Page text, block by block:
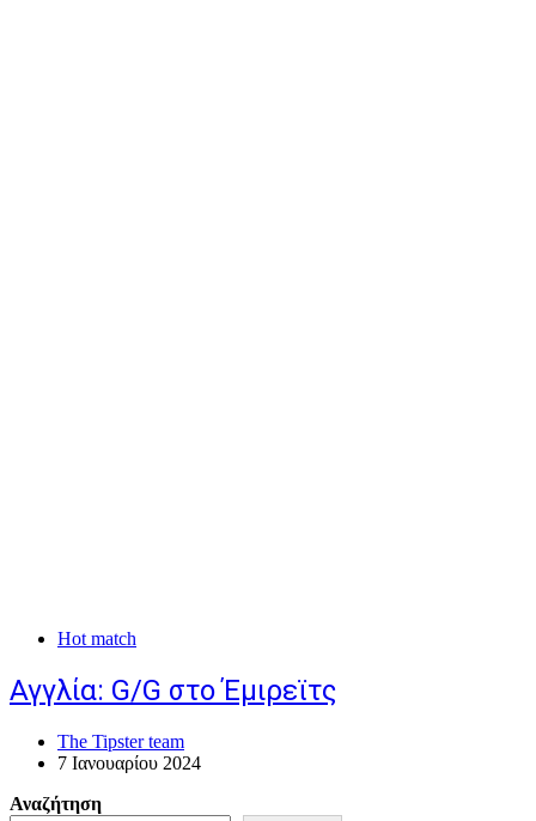
Hot match
Αγγλία: G/G στο Έμιρεϊτς
The Tipster team
7 Ιανουαρίου 2024
Αναζήτηση